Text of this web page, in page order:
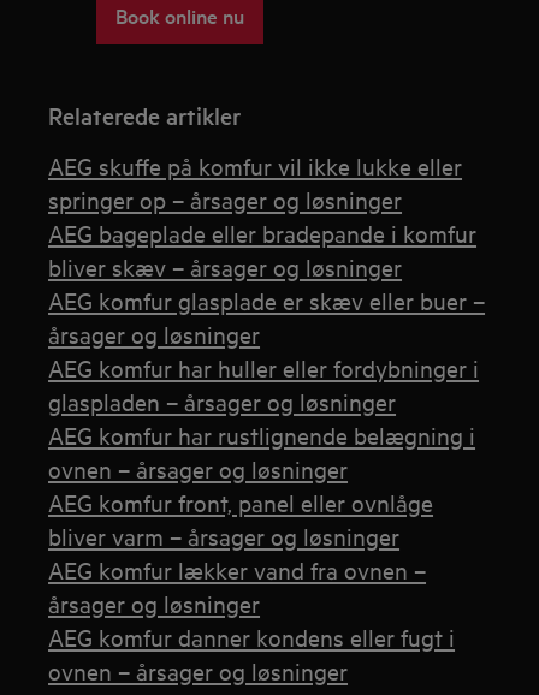
Book online nu
Relaterede artikler
AEG skuffe på komfur vil ikke lukke eller
springer op – årsager og løsninger
AEG bageplade eller bradepande i komfur
bliver skæv – årsager og løsninger
AEG komfur glasplade er skæv eller buer –
årsager og løsninger
AEG komfur har huller eller fordybninger i
glaspladen – årsager og løsninger
AEG komfur har rustlignende belægning i
ovnen – årsager og løsninger
AEG komfur front, panel eller ovnlåge
bliver varm – årsager og løsninger
AEG komfur lækker vand fra ovnen –
årsager og løsninger
AEG komfur danner kondens eller fugt i
ovnen – årsager og løsninger